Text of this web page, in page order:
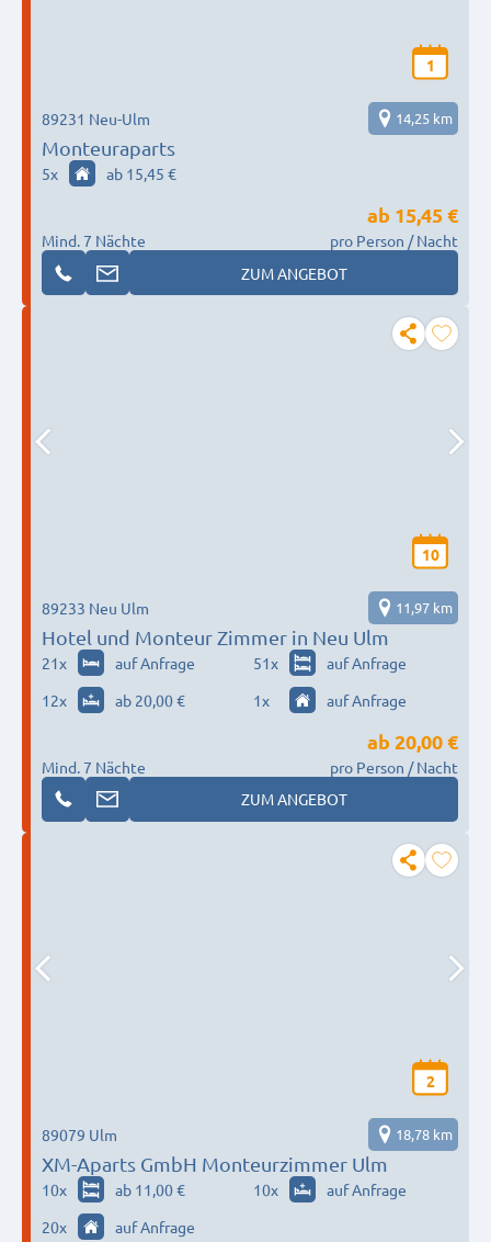
1
Monteuraparts
89231 Neu-Ulm 14,25 km
5x ab 15,45 €
Mind. 7 Nächte
ab 15,45 €
pro Person / Nacht
ZUM ANGEBOT
10
Hotel und Monteur Zimmer in Neu Ulm
89233 Neu Ulm 11,97 km
21x auf Anfrage 51x
auf Anfrage
12x ab 20,00 € 1x auf Anfrage
Mind. 7 Nächte
ab 20,00 €
pro Person / Nacht
ZUM ANGEBOT
2
XM-Aparts GmbH Monteurzimmer Ulm
89079 Ulm 18,78 km
10x ab 11,00 € 10x
auf Anfrage
20x auf Anfrage